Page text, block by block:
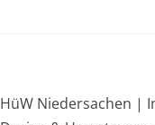
HüW Niedersachen |